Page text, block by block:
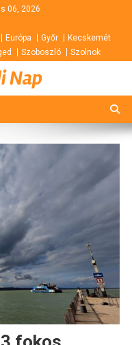
06, 2026
Európa Győr
Kecskemét
Szoboszló Szolnok
Nap